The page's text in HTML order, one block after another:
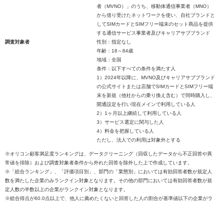
者（MVNO）」のうち、移動体通信事業者（MNO）
から借り受けたネットワークを使い、自社ブランドと
してSIMカードとSIMフリー端末のセット商品を提供
する通信サービス事業者及びキャリアサブブランド
調査対象者
性別：指定なし
年齢：18～84歳
地域：全国
条件：以下すべての条件を満たす人
1）2024年以降に、MVNO及びキャリアサブブランド
の公式サイトまたは店舗でSIMカードとSIMフリー端
末を新規（他社からの乗り換え含む）で同時購入し、
開通設定を行い現在メインで利用している人
2）1ヶ月以上継続して利用している人
3）サービス選定に関与した人
4）料金を把握している人
ただし、法人での利用は対象外とする
※オリコン顧客満足度ランキングは、データクリーニング（回収したデータから不正回答や異
常値を排除）および調査対象者条件から外れた回答を除外した上で作成しています。
※「総合ランキング」、「評価項目別」、部門の「業態別」においては有効回答者数が規定人
数を満たした企業のみランクイン対象となります。その他の部門においては有効回答者数が規
定人数の半数以上の企業がランクイン対象となります。
※総合得点が60.0点以上で、他人に薦めたくないと回答した人の割合が基準値以下の企業がラ